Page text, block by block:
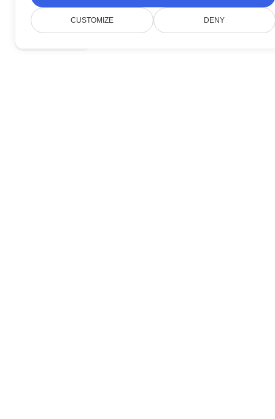
Business Automation #Document Processing
Enterprise Solutions
PDF Conversion
CUSTOMIZE DENY